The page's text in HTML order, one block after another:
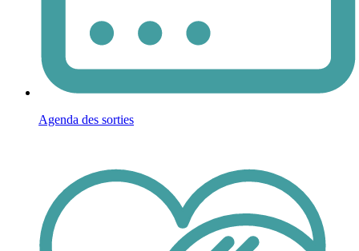
Agenda des sorties